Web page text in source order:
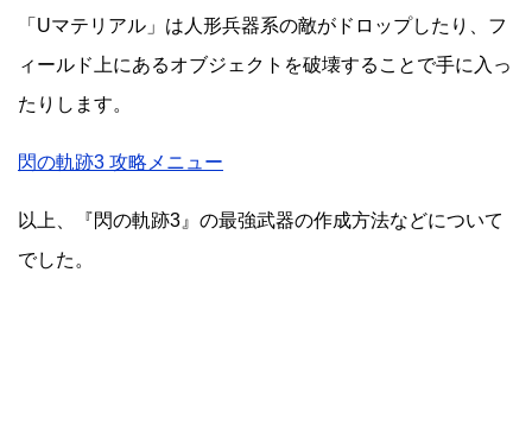
「Uマテリアル」は人形兵器系の敵がドロップしたり、フ
ィールド上にあるオブジェクトを破壊することで手に入っ
たりします。
閃の軌跡3 攻略メニュー
以上、『閃の軌跡3』の最強武器の作成方法などについて
でした。